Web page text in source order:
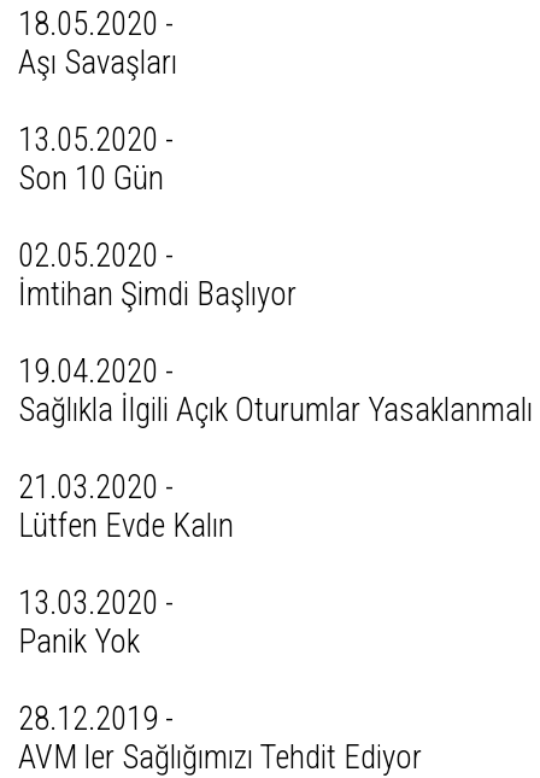
18.05.2020 -
Aşı Savaşları
13.05.2020 -
Son 10 Gün
02.05.2020 -
İmtihan Şimdi Başlıyor
19.04.2020 -
Sağlıkla İlgili Açık Oturumlar Yasaklanmalı
21.03.2020 -
Lütfen Evde Kalın
13.03.2020 -
Panik Yok
28.12.2019 -
AVM ler Sağlığımızı Tehdit Ediyor